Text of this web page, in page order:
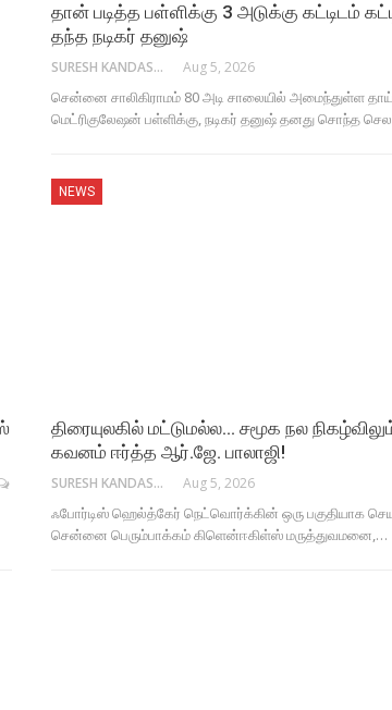
தான் படித்த பள்ளிக்கு 3 அடுக்கு கட்டிடம்
தந்த நடிகர் தனுஷ்
SURESH KANDASAMY Aug 5, 2026
சென்னை சாலிகிராமம் 80 அடி சாலையில் அமைந்துள்ள
மெட்ரிகுலேஷன் பள்ளிக்கு, நடிகர் தனுஷ் தனது சொந்த
NEWS
திரையுலகில் மட்டுமல்ல… சமூக நல
கவனம் ஈர்த்த ஆர்.ஜே. பாலாஜி!
SURESH KANDASAMY Aug 5, 2026
ஃபோர்டிஸ் ஹெல்த்கேர் நெட்வொர்க்கின் ஒரு பகுதியாக
சென்னை பெரும்பாக்கம் கிளென்ஈகிள்ஸ் மருத்துவமனை,…